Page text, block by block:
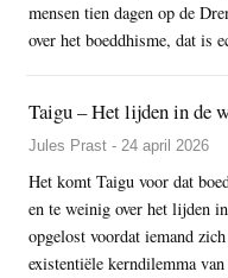
mensen tien dagen op de
over het boeddhisme, dat is
Taigu – Het lijden in de
Jules Prast - 24 april 2026
Het komt Taigu voor dat
en te weinig over het lijden
opgelost voordat iemand
existentiële kerndilemma